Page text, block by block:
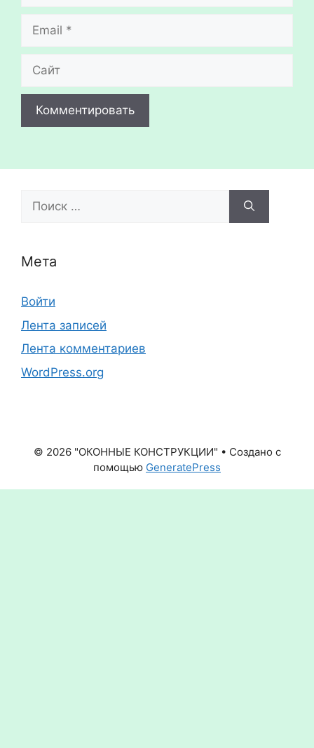
Email
Сайт
Поиск:
Мета
Войти
Лента записей
Лента комментариев
WordPress.org
© 2026 "ОКОННЫЕ КОНСТРУКЦИИ" • Создано с
помощью GeneratePress